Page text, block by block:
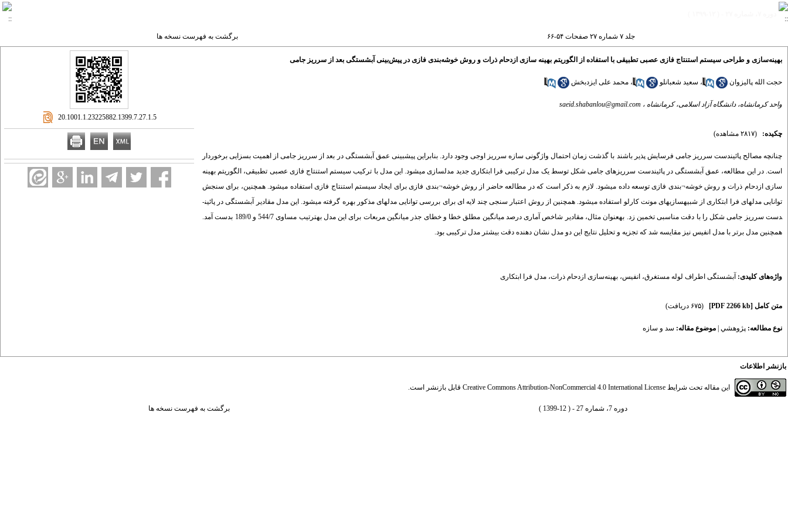
جلد ۷ شماره ۲۷ صفحات ۵۴-۶۶ برگشت به فهرست نسخه ها
بهینه‌سازی و طراحی سیستم استنتاج فازی عصبی تطبیقی با استفاده از الگوریتم بهینه سازی ازدحام ذرات و روش خوشه‌بندی فازی در پیش‌بینی آبشستگی بعد از سرریز جامی
حجت الله پالیزوان ، سعید شعبانلو ، محمد علی ایزدبخش
واحد کرمانشاه، دانشگاه آزاد اسلامی، کرمانشاه ، saeid.shabanlou@gmail.com
چکیده: (۲۸۱۷ مشاهده)
چنانچه مصالح پائین­دست سرریز جامی فرسایش پذیر باشند با گذشت زمان احتمال واژگونی سازه سرریز اوجی وجود دارد. بنابراین پیش­بینی عمق آبشستگی در بعد از سرریز جامی از اهمیت بسزایی برخوردار
است. در این مطالعه، عمق آبشستگی در پائین­دست سرریزهای جامی شکل توسط یک مدل ترکیبی فرا ابتکاری جدید مدل­سازی می­شود. این مدل با ترکیب سیستم استنتاج فازی عصبی تطبیقی، الگوریتم بهینه
سازی ازدحام ذرات و روش خوشه¬بندی فازی توسعه داده می­شود. لازم به ذکر است که در مطالعه حاضر از روش خوشه¬بندی فازی برای ایجاد سیستم استنتاج فازی استفاده می­شود. همچنین، برای سنجش
توانایی مدل­های فرا ابتکاری از شبیه­سازی­های مونت کارلو استفاده می­شود. همچنین از روش اعتبار سنجی چند لایه ای برای بررسی توانایی مدل­های مذکور بهره گرفته می­شود. این مدل مقادیر آبشستگی در پائین­
دست سرریز جامی شکل را با دقت مناسبی تخمین زد. به­عنوان مثال، مقادیر شاخص آماری درصد میانگین مطلق خطا و خطای جذر میانگین مربعات برای این مدل به­ترتیب مساوی 544/7 و 189/0 بدست آمد.
همچنین مدل برتر با مدل انفیس نیز مقایسه شد که تجزیه و تحلیل نتایج این دو مدل نشان دهنده دقت بیشتر مدل ترکیبی بود.
واژه‌های کلیدی: آبشستگی اطراف لوله مستغرق، انفیس، بهینه‌سازی ازدحام ذرات، مدل فرا ابتکاری
متن کامل [PDF 2266 kb] (۶۷۵ دریافت)
نوع مطالعه: پژوهشي موضوع مقاله: سد و سازه
‎ 20.1001.1.23225882.1399.7.27.1.5
بازنشر اطلاعات
این مقاله تحت شرایط Creative Commons Attribution-NonCommercial 4.0 International License قابل بازنشر است.
دوره 7، شماره 27 - ( 12-1399 ) برگشت به فهرست نسخه ها